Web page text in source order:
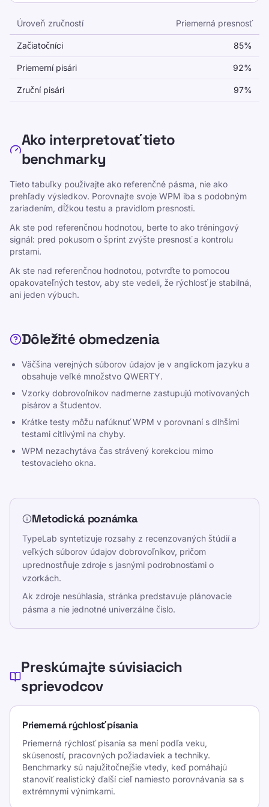
Prečo na presnosti tak záleží?
znižuje skutočnú produktivitu. Väčšina
študentov sa zlepšuje rýchlejšie, keď si
Zdieľať na X
Zdieľať na Facebooku
Zdieľať na LinkedIn
Zdieľať na WhatsApp
Štatistiky písania pomáhajú študentom
porovnať aktuálnu rýchlosť a presnosť s
realistickými benchmarkmi. Použite tieto
referenčné body, aby ste videli, kde sa práve
nachádzate a čo zlepšiť ďalej.
Zdroje
Urobte písanie zábavné a efektívne pre deti,
dospievajúcich, dospelých a seniorov. Učte sa
vlastným tempom s naším štruktúrovaným a
hravým prístupom.
Rôzne
Editorial Policy
Kontaktovať
Otestujte sa
Hry
Stanovenie cien
Štatistika písania
Presnosť písania podľa úrovne zručností
Úroveň zručností Priemerná presnosť
Začiatočníci 85%
Priemerní pisári 92%
Zruční pisári 97%
Ako interpretovať tieto
benchmarky
Tieto tabuľky používajte ako referenčné pásma, nie ako
prehľady výsledkov. Porovnajte svoje WPM iba s podobným
zariadením, dĺžkou testu a pravidlom presnosti.
Ak ste pod referenčnou hodnotou, berte to ako tréningový
signál: pred pokusom o šprint zvýšte presnosť a kontrolu
prstami.
Ak ste nad referenčnou hodnotou, potvrďte to pomocou
opakovateľných testov, aby ste vedeli, že rýchlosť je stabilná,
ani jeden výbuch.
Dôležité obmedzenia
Väčšina verejných súborov údajov je v anglickom jazyku a
obsahuje veľké množstvo QWERTY.
Vzorky dobrovoľníkov nadmerne zastupujú motivovaných
pisárov a študentov.
Krátke testy môžu nafúknuť WPM v porovnaní s dlhšími
testami citlivými na chyby.
WPM nezachytáva čas strávený korekciou mimo
testovacieho okna.
Metodická poznámka
TypeLab syntetizuje rozsahy z recenzovaných štúdií a
veľkých súborov údajov dobrovoľníkov, pričom
uprednostňuje zdroje s jasnými podrobnosťami o
vzorkách.
Ak zdroje nesúhlasia, stránka predstavuje plánovacie
pásma a nie jednotné univerzálne číslo.
Preskúmajte súvisiacich
sprievodcov
Priemerná rýchlosť písania
Priemerná rýchlosť písania sa mení podľa veku,
skúseností, pracovných požiadaviek a techniky.
Benchmarky sú najužitočnejšie vtedy, keď pomáhajú
stanoviť realistický ďalší cieľ namiesto porovnávania sa s
extrémnymi výnimkami.